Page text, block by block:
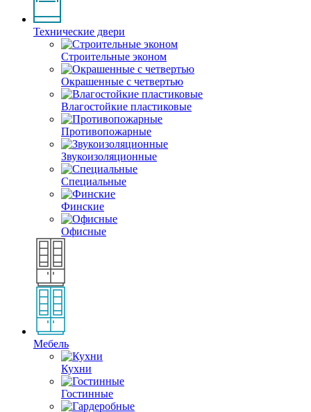
Технические двери
Строительные эконом
Окрашенные с четвертью
Влагостойкие пластиковые
Противопожарные
Звукоизоляционные
Специальные
Финские
Офисные
Мебель
Кухни
Гостинные